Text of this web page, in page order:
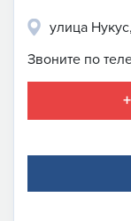
улица
Звоните по